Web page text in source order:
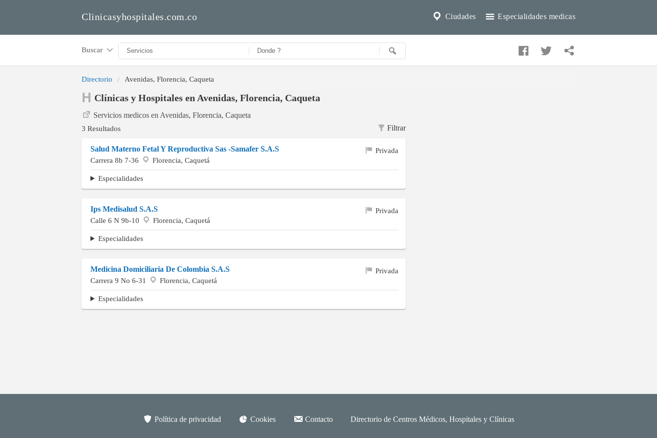
Especialidades medicas
Ciudades
Clinicasyhospitales.com.co
Buscar
Directorio Avenidas, Florencia, Caqueta
Clínicas y Hospitales en Avenidas, Florencia, Caqueta
Servicios medicos en Avenidas, Florencia, Caqueta
Filtrar
3 Resultados
Salud Materno Fetal Y Reproductiva Sas -Samafer S.A.S
Privada
Carrera 8b 7-36
Florencia, Caquetá
Especialidades
Ips Medisalud S.A.S
Privada
Calle 6 N 9b-10
Florencia, Caquetá
Especialidades
Medicina Domiciliaria De Colombia S.A.S
Privada
Carrera 9 No 6-31
Florencia, Caquetá
Especialidades
Política de privacidad Cookies Contacto Directorio de Centros Médicos, Hospitales y Clínicas